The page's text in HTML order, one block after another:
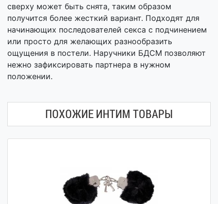
сверху может быть снята, таким образом
получится более жесткий вариант. Подходят для
начинающих последователей секса с подчинением
или просто для желающих разнообразить
ощущения в постели. Наручники БДСМ позволяют
нежно зафиксировать партнера в нужном
положении.
ПОХОЖИЕ ИНТИМ ТОВАРЫ